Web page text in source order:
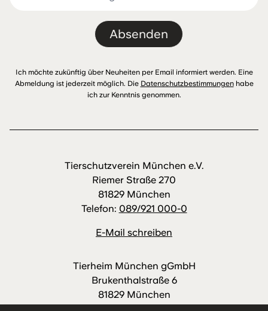
Tierschutzverein München e.V.
Riemer Straße 270
81829 München
Telefon: 089/921 000-0
E-Mail schreiben
Tierheim München gGmbH
Brukenthalstraße 6
81829 München
Absenden
Ich möchte zukünftig über Neuheiten per Email informiert werden. Eine
Abmeldung ist jederzeit möglich. Die Datenschutzbestimmungenhabe
ich zur Kenntnis genommen.